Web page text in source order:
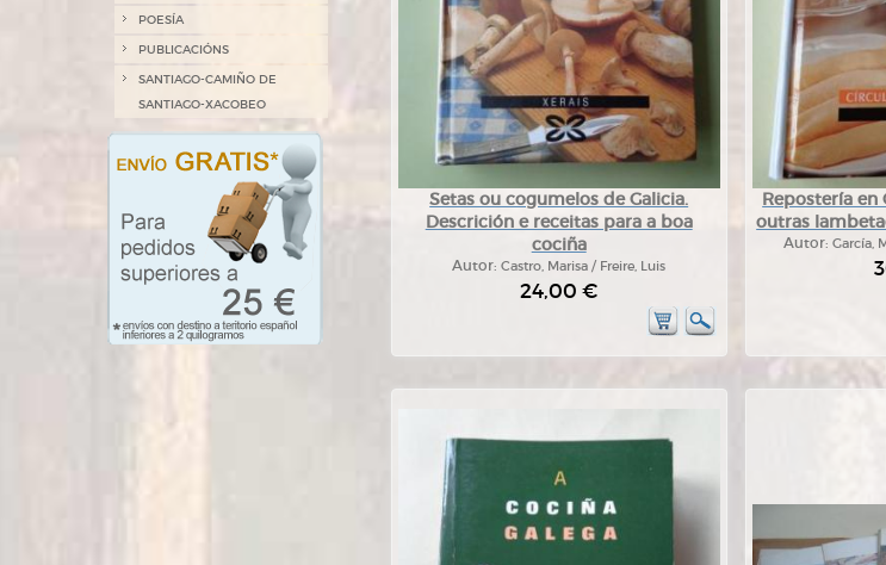
POESÍA
PUBLICACIÓNS
SANTIAGO-CAMIÑO DE
SANTIAGO-XACOBEO
Setas ou cogumelos de Galicia.
Descrición e receitas para a boa
cociña
Autor:Castro, Marisa / Freire, Luis
24,00 €
Repostería en
outras
Autor:García,